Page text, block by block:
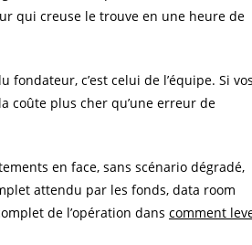
qui creuse le trouve en une heure de
fondateur, c’est celui de l’équipe. Si
coûte plus cher qu’une erreur de
en face, sans scénario dégradé,
attendu par les fonds, data room
de l’opération dans comment